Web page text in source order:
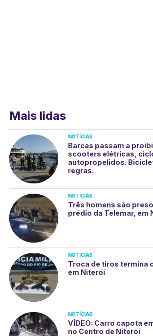
Mais lidas
NOTÍCIAS
Barcas passam a
scooters elétricas,
autopropelidos.
regras.
NOTÍCIAS
Três homens são
prédio da Telemar, em
NOTÍCIAS
Troca de tiros termina
em Niterói
NOTÍCIAS
VÍDEO: Carro capota
no Centro de Niterói